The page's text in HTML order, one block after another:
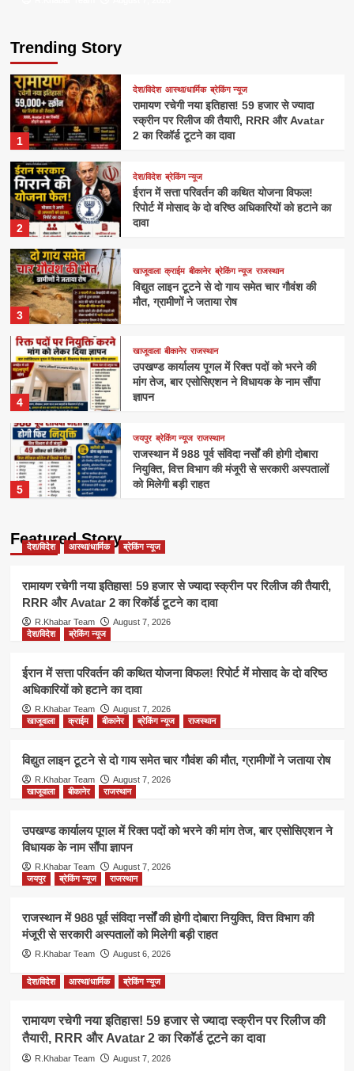
Trending Story
1
देश/विदेश आस्था/धार्मिक ब्रेकिंग न्यूज
रामायण रचेगी नया इतिहास! 59 हजार से ज्यादा
स्क्रीन पर रिलीज की तैयारी, RRR और Avatar
2 का रिकॉर्ड टूटने का दावा
2
देश/विदेश ब्रेकिंग न्यूज
ईरान में सत्ता परिवर्तन की कथित योजना विफल!
रिपोर्ट में मोसाद के दो वरिष्ठ अधिकारियों को हटाने का
दावा
3
खाजूवाला क्राईम बीकानेर ब्रेकिंग न्यूज राजस्थान
विद्युत लाइन टूटने से दो गाय समेत चार गौवंश की
मौत, ग्रामीणों ने जताया रोष
4
खाजूवाला बीकानेर राजस्थान
उपखण्ड कार्यालय पूगल में रिक्त पदों को भरने की
मांग तेज, बार एसोसिएशन ने विधायक के नाम सौंपा
ज्ञापन
5
जयपुर ब्रेकिंग न्यूज राजस्थान
राजस्थान में 988 पूर्व संविदा नर्सों की होगी दोबारा
नियुक्ति, वित्त विभाग की मंजूरी से सरकारी अस्पतालों
को मिलेगी बड़ी राहत
Featured Story
देश/विदेश आस्था/धार्मिक ब्रेकिंग न्यूज
रामायण रचेगी नया इतिहास! 59 हजार से ज्यादा स्क्रीन पर रिलीज की तैयारी,
RRR और Avatar 2 का रिकॉर्ड टूटने का दावा
R.Khabar Team
August 7, 2026
देश/विदेश
ब्रेकिंग न्यूज
ईरान में सत्ता परिवर्तन की कथित योजना विफल! रिपोर्ट में मोसाद के दो वरिष्ठ
अधिकारियों को हटाने का दावा
R.Khabar Team
August 7, 2026
खाजूवाला
क्राईम बीकानेर ब्रेकिंग न्यूज राजस्थान
विद्युत लाइन टूटने से दो गाय समेत चार गौवंश की मौत, ग्रामीणों ने जताया रोष
R.Khabar Team
August 7, 2026
खाजूवाला
बीकानेर राजस्थान
उपखण्ड कार्यालय पूगल में रिक्त पदों को भरने की मांग तेज, बार एसोसिएशन ने
विधायक के नाम सौंपा ज्ञापन
R.Khabar Team
August 7, 2026
जयपुर
ब्रेकिंग न्यूज राजस्थान
राजस्थान में 988 पूर्व संविदा नर्सों की होगी दोबारा नियुक्ति, वित्त विभाग की
मंजूरी से सरकारी अस्पतालों को मिलेगी बड़ी राहत
R.Khabar Team August 6, 2026
देश/विदेश आस्था/धार्मिक ब्रेकिंग न्यूज
रामायण रचेगी नया इतिहास! 59 हजार से ज्यादा स्क्रीन पर रिलीज की
तैयारी, RRR और Avatar 2 का रिकॉर्ड टूटने का दावा
R.Khabar Team August 7, 2026